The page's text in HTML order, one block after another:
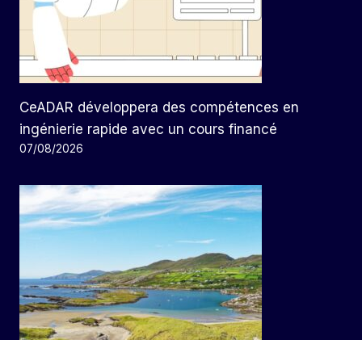
CeADAR développera des compétences en
ingénierie rapide avec un cours financé
07/08/2026